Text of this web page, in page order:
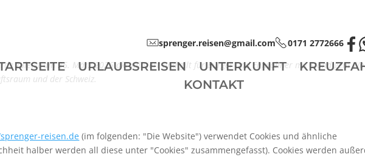
sprenger.reisen@gmail.com 0171 2772666
URLAUBSREISEN UNTERKUNFT
KONTAKT
zuletzt am 26. März 2026 aktualisiert und gilt für Bürger und Einwohner mit ständigem
und der Schweiz.
reisen.de (im folgenden: "Die Website") verwendet Cookies und ähnliche
halber werden all diese unter "Cookies" zusammengefasst). Cookies werden